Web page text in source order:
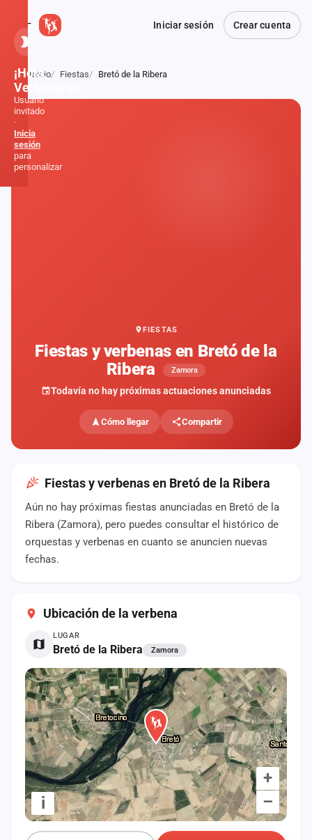
Iniciar sesión Crear cuenta
Atrás
Inicio Fiestas Bretó de la Ribera
FIESTAS
Fiestas y verbenas en Bretó de la
Ribera
Zamora
Todavía no hay próximas actuaciones anunciadas
Cómo llegar Compartir
Fiestas y verbenas en Bretó de la Ribera
Aún no hay próximas fiestas anunciadas en Bretó de la
Ribera (Zamora), pero puedes consultar el histórico de
orquestas y verbenas en cuanto se anuncien nuevas
fechas.
Ubicación de la verbena
LUGAR
Bretó de la Ribera Zamora
+
–
i
¡Hola,
Verbener@!
Usuario
invitado
·
Inicia
sesión
para
personalizar
fiestas
Componentes
Agencias
Rankings
Vídeos
Anuncios
Contacto